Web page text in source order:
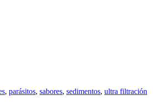
, parásitos, sabores, sedimentos, ultra filtración